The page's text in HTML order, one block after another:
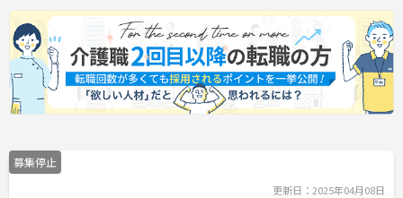
募集停止
更新日：2025年04月08日